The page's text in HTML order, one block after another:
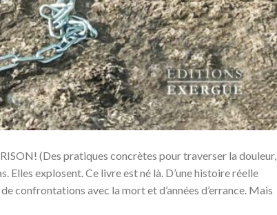
(Des pratiques concrètes pour traverser la douleur,
Elles explosent. Ce livre est né là. D’une histoire réelle
confrontations avec la mort et d’années d’errance. Mais